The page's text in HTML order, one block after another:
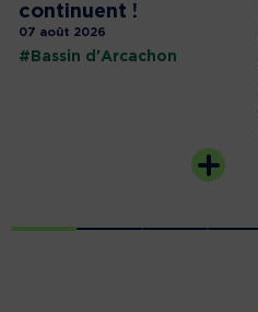
continuent !
07 août 2026
#Bassin d'Arcachon